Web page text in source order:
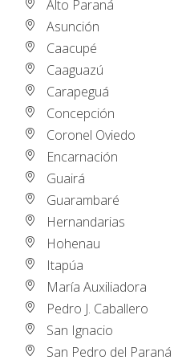
Alto Paraná
Asunción
Caacupé
Caaguazú
Carapeguá
Concepción
Coronel Oviedo
Encarnación
Guairá
Guarambaré
Hernandarias
Hohenau
Itapúa
María Auxiliadora
Pedro J. Caballero
San Ignacio
San Pedro del Paraná